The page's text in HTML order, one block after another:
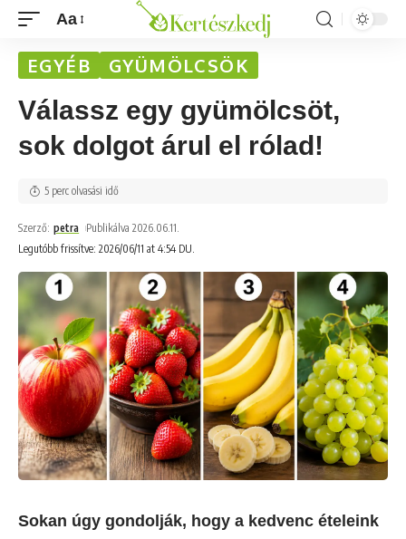
Aa
EGYÉB GYÜMÖLCSÖK
Válassz egy gyümölcsöt,
sok dolgot árul el rólad!
Legutóbb frissítve: 2026/06/11 at 4:54 DU.
Szerző: petra Publikálva 2026.06.11.
5 perc olvasási idő
Sokan úgy gondolják, hogy a kedvenc ételeink